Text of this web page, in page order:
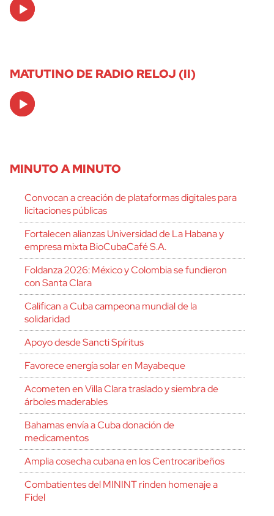
Player
MATUTINO DE RADIO RELOJ (II)
Audio
Player
MINUTO A MINUTO
Convocan a creación de plataformas digitales para
licitaciones públicas
Fortalecen alianzas Universidad de La Habana y
empresa mixta BioCubaCafé S.A.
Foldanza 2026: México y Colombia se fundieron
con Santa Clara
Califican a Cuba campeona mundial de la
solidaridad
Apoyo desde Sancti Spíritus
Favorece energía solar en Mayabeque
Acometen en Villa Clara traslado y siembra de
árboles maderables
Bahamas envía a Cuba donación de
medicamentos
Amplia cosecha cubana en los Centrocaribeños
Combatientes del MININT rinden homenaje a
Fidel